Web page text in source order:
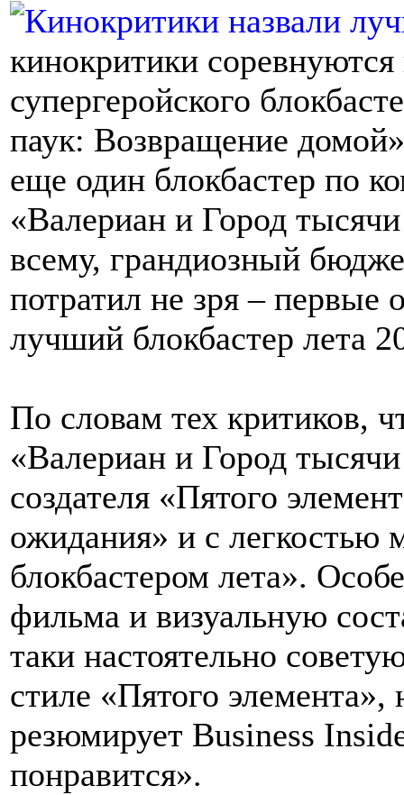
кинокритики
супергеройского
паук: Возвращение
еще один блокбастер по
«Валериан и Город
всему, грандиозный
потратил не зря – первые
лучший блокбастер лета
По словам тех критиков,
«Валериан и Город
создателя «Пятого
ожидания» и с легкостью
блокбастером лета».
фильма и визуальную
таки настоятельно
стиле «Пятого
резюмирует Business
понравится».